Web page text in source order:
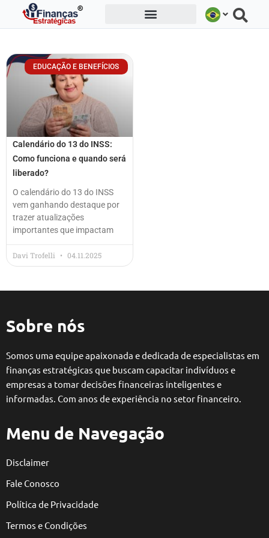
EDUCAÇÃO E BENEFÍCIOS
Calendário do 13 do INSS:
Como funciona e quando será
liberado?
O calendário do 13 do INSS
vem ganhando destaque por
trazer atualizações
importantes que impactam
Davi Trofelli 04.11.2025
Sobre nós
Somos uma equipe apaixonada e dedicada de especialistas em
finanças estratégicas que buscam capacitar indivíduos e
empresas a tomar decisões financeiras inteligentes e
informadas. Com anos de experiência no setor financeiro.
Menu de Navegação
Disclaimer
Fale Conosco
Política de Privacidade
Termos e Condições